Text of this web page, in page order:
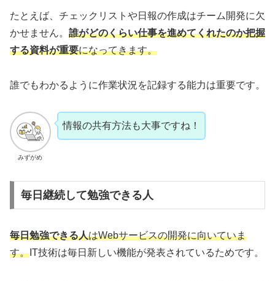
たとえば、チェックリストや日報の作成はチーム開発に欠
かせません。 誰がどのくらい仕事を進めてくれたのか把握
する資料が重要になってきます。
誰でもわかるように作業状況を記録する能力は重要です。
みずがめ
情報の共有方法も大事ですね！
毎日継続して勉強できる人
毎日勉強できる人はWebサービスの開発に向いていま
す。 IT技術は毎日新しい機能が発表されているためです。